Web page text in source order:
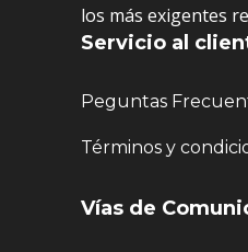
los más exigentes
Servicio al
Peguntas
Términos y
Vías de